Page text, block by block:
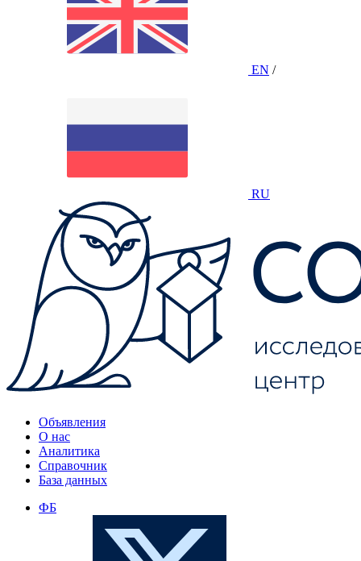
EN /
RU
Объявления
О нас
Аналитика
Справочник
База данных
ФБ